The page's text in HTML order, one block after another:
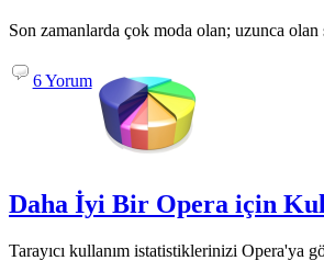
Son zamanlarda çok moda olan; uzunca
6 Yorum
Daha İyi Bir Opera için
Tarayıcı kullanım istatistiklerinizi Opera'ya